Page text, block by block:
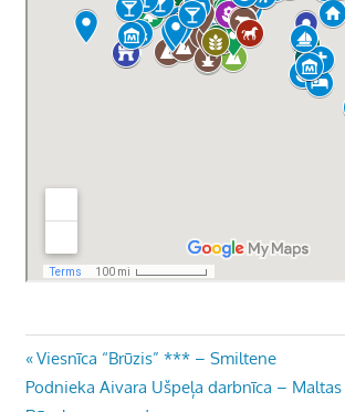
Ziņu
Previous
Post:
Viesnīca “Brūzis” *** – Smiltene
Next
Podnieka Aivara Ušpeļa darbnīca –